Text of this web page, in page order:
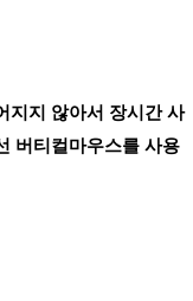
지지 않아서 장시간 사
버티컬마우스를 사용